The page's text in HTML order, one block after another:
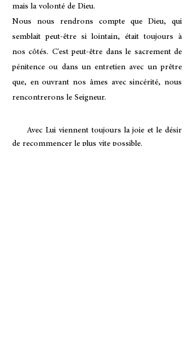
mais la volonté de Dieu.
Nous nous rendrons compte que Dieu, qui
semblait peut-être si lointain, était toujours à
nos côtés. C'est peut-être dans le sacrement de
pénitence ou dans un entretien avec un prêtre
que, en ouvrant nos âmes avec sincérité, nous
rencontrerons le Seigneur.
Avec Lui viennent toujours la joie et le désir
de recommencer le plus vite possible.